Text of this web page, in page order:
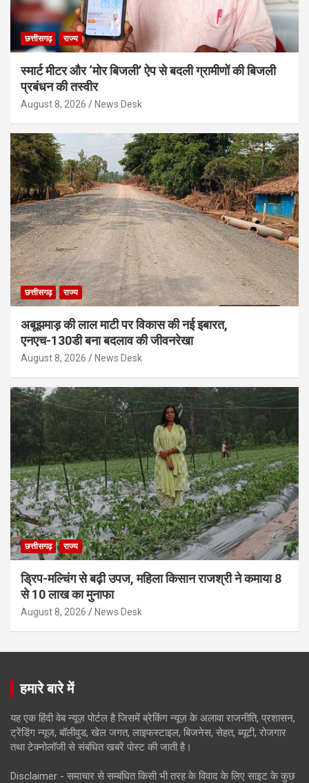
छत्तीसगढ़ राज्य
स्मार्ट मीटर और ‘मोर बिजली’ ऐप से बदली ग्रामीणों की बिजली
प्रबंधन की तस्वीर
August 8, 2026 News Desk
छत्तीसगढ़ राज्य
अबूझमाड़ की लाल माटी पर विकास की नई इबारत,
एनएच-130डी बना बदलाव की जीवनरेखा
August 8, 2026 News Desk
छत्तीसगढ़ राज्य
ड्रिप-मल्चिंग से बढ़ी उपज, महिला किसान राजश्री ने कमाया 8
से 10 लाख का मुनाफा
August 8, 2026 News Desk
हमारे बारे में
यह एक हिंदी वेब न्यूज़ पोर्टल है जिसमें ब्रेकिंग न्यूज़ के अलावा राजनीति, प्रशासन,
ट्रेंडिंग न्यूज, बॉलीवुड, खेल जगत, लाइफस्टाइल, बिजनेस, सेहत, ब्यूटी, रोजगार
तथा टेक्नोलॉजी से संबंधित खबरें पोस्ट की जाती है।
Disclaimer - समाचार से सम्बंधित किसी भी तरह के विवाद के लिए साइट के कुछ